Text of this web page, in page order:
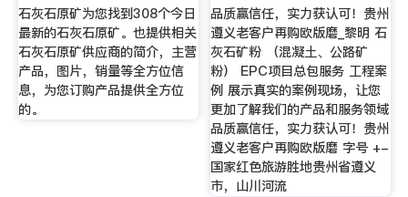
石灰石原矿为您找到308个今日
最新的石灰石原矿。也提供相关
石灰石原矿供应商的简介，主营
产品，图片，销量等全方位信
息，为您订购产品提供全方位
的。
品质赢信任，实力获认可！贵州
遵义老客户再购欧版磨_黎明 石
灰石矿粉 （混凝土、公路矿
粉） EPC项目总包服务 工程案
例 展示真实的案例现场，让您
更加了解我们的产品和服务领域
品质赢信任，实力获认可！贵州
遵义老客户再购欧版磨 字号 +-
国家红色旅游胜地贵州省遵义
市，山川河流